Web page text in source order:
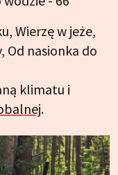
Wierzę w jeże,
Od nasionka do
klimatu i
.